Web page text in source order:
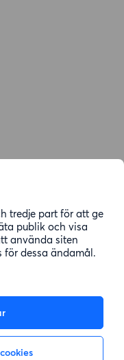
tredje part för att ge
publik och visa
använda siten
dessa ändamål.